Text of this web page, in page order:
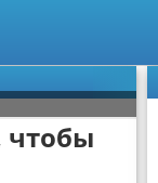
чтобы